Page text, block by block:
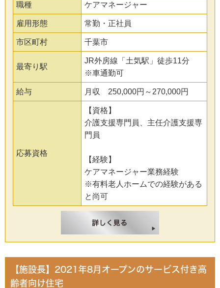
職種 ケアマネージャー
雇用形態 常勤・正社員
市区町村 千葉市
最寄り駅
JR外房線「土気駅」徒歩11分
※車通勤可
給与 月収 250,000円～270,000円
応募資格
【資格】
介護支援専門員、主任介護支援専
門員
【経験】
ケアマネージャー業務経験
※有料老人ホームでの経験がある
と尚可
【施設長】2021年8月オープンのサービス付き高
齢者向け住宅